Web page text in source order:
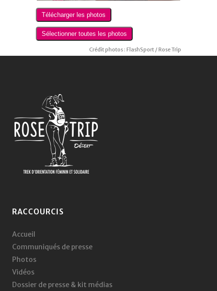
Crédit photos : FlashSport / Rose Trip
RACCOURCIS
Accueil
Communiqués de presse
Photos
Vidéos
Dossier de presse & kit médias